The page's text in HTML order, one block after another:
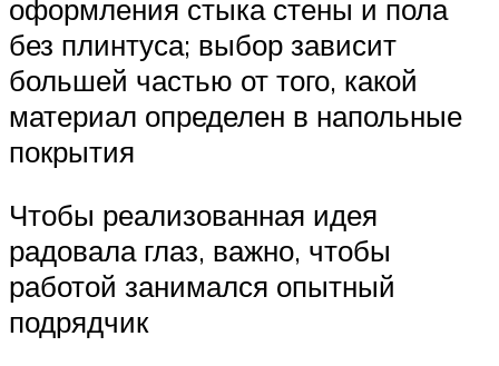
оформления стыка стены и пола
без плинтуса; выбор зависит
большей частью от того, какой
материал определен в напольные
покрытия
Чтобы реализованная идея
радовала глаз, важно, чтобы
работой занимался опытный
подрядчик